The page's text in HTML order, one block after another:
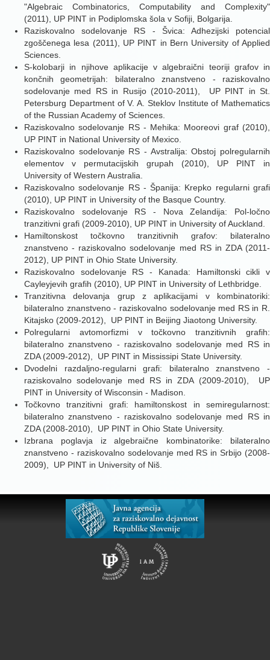
"Algebraic Combinatorics, Computability and Complexity"
(2011), UP PINT in Podiplomska šola v Sofiji, Bolgarija.
Raziskovalno sodelovanje RS - Švica: Adhezijski potencial
zgoščenega lesa (2011), UP PINT in Bern University of Applied
Sciences.
S-kolobarji in njihove aplikacije v algebraični teoriji grafov in
končnih geometrijah: bilateralno znanstveno - raziskovalno
sodelovanje med RS in Rusijo (2010-2011), UP PINT in St.
Petersburg Department of V. A. Steklov Institute of Mathematics
of the Russian Academy of Sciences.
Raziskovalno sodelovanje RS - Mehika: Mooreovi graf (2010),
UP PINT in National University of Mexico.
Raziskovalno sodelovanje RS - Avstralija: Obstoj polregularnih
elementov v permutacijskih grupah (2010), UP PINT in
University of Western Australia.
Raziskovalno sodelovanje RS - Španija: Krepko regularni grafi
(2010), UP PINT in University of the Basque Country.
Raziskovalno sodelovanje RS - Nova Zelandija: Pol-ločno
tranzitivni grafi (2009-2010), UP PINT in University of Auckland.
Hamiltonskost točkovno tranzitivnih grafov: bilateralno
znanstveno - raziskovalno sodelovanje med RS in ZDA (2011-
2012), UP PINT in Ohio State University.
Raziskovalno sodelovanje RS - Kanada: Hamiltonski cikli v
Cayleyjevih grafih (2010), UP PINT in University of Lethbridge.
Tranzitivna delovanja grup z aplikacijami v kombinatoriki:
bilateralno znanstveno - raziskovalno sodelovanje med RS in R.
Kitajsko (2009-2012), UP PINT in Beijing Jiaotong University.
Polregularni avtomorfizmi v točkovno tranzitivnih grafih:
bilateralno znanstveno - raziskovalno sodelovanje med RS in
ZDA (2009-2012), UP PINT in Mississipi State University.
Dvodelni razdaljno-regularni grafi: bilateralno znanstveno -
raziskovalno sodelovanje med RS in ZDA (2009-2010), UP
PINT in University of Wisconsin - Madison.
Točkovno tranzitivni grafi: hamiltonskost in semiregularnost:
bilateralno znanstveno - raziskovalno sodelovanje med RS in
ZDA (2008-2010), UP PINT in Ohio State University.
Izbrana poglavja iz algebraične kombinatorike: bilateralno
znanstveno - raziskovalno sodelovanje med RS in Srbijo (2008-
2009), UP PINT in University of Niš.